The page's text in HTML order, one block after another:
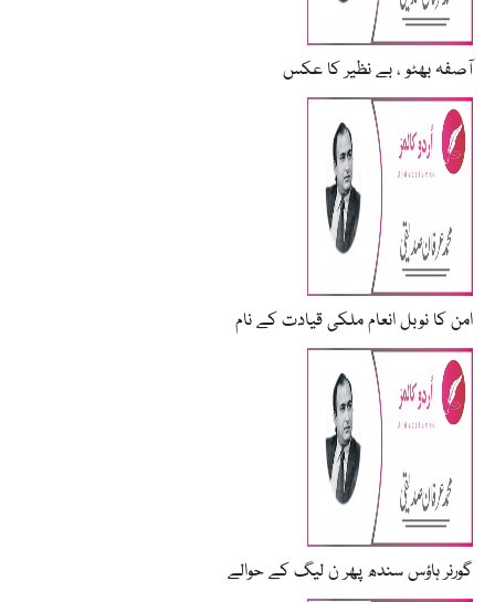
آصفہ بھٹو ، بے نظیر کا عکس
امن کا نوبل انعام ملکی قیادت کے نام
گورنر ہاؤس سندھ پھر ن لیگ کے حوالے